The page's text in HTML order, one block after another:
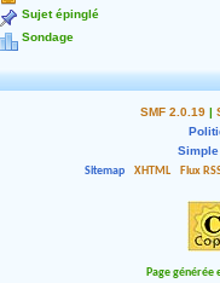
Sujet épinglé
Sondage
SMF 2.0.19 |
Sitemap
XHTML Flux
Page générée